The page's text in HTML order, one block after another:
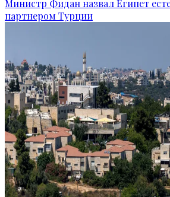
Министр Фидан назвал Египет
партнером Турции